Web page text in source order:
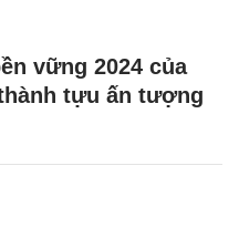
vững 2024 của
tựu ấn tượng